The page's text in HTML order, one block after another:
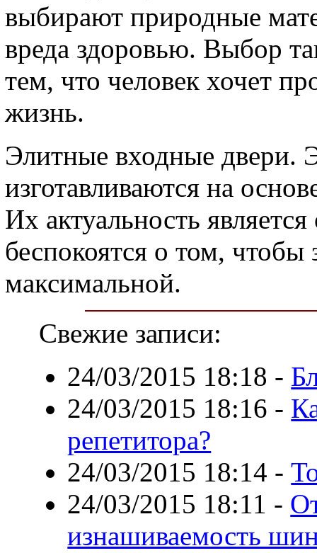
выбирают природные
вреда здоровью. Выбор
тем, что человек хочет
жизнь.
Элитные входные двери.
изготавливаются на
Их актуальность
беспокоятся о том,
максимальной.
Свежие записи:
24/03/2015 18:18 -
24/03/2015 18:16 -
репетитора?
24/03/2015 18:14 -
24/03/2015 18:11 -
изнашиваемость